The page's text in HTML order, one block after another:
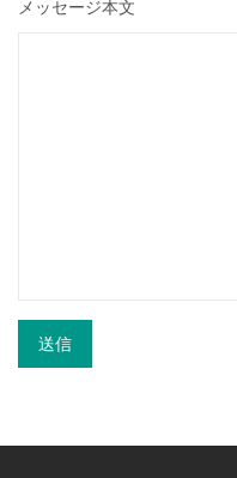
メッセージ本文